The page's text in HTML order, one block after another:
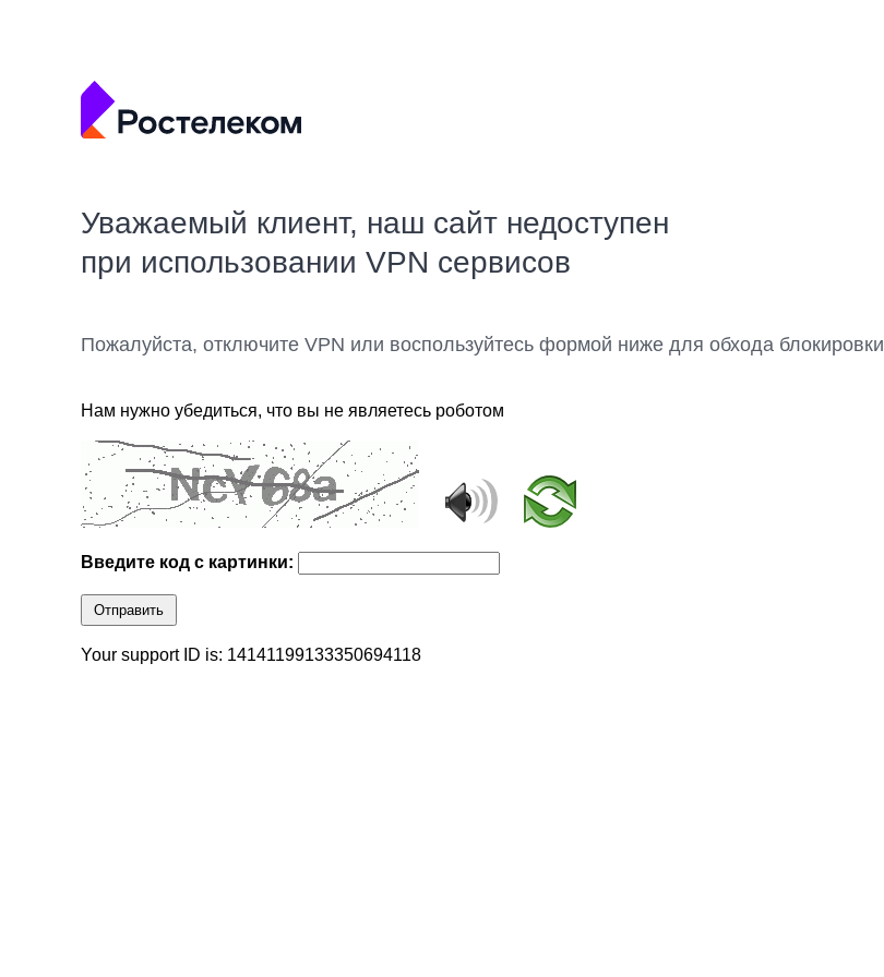
Уважаемый клиент, наш сайт недоступен
при использовании VPN сервисов
Пожалуйста, отключите VPN или воспользуйтесь формой ниже для обхода блокировки
Нам нужно убедиться, что вы не являетесь роботом
Введите код с картинки:
Отправить
Your support ID is: 14141199133350694118